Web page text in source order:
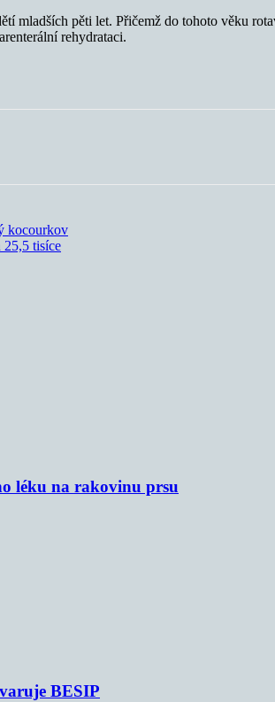
mladších pěti let. Přičemž do tohoto věku
rehydrataci.
kocourkov
tisíce
léku na rakovinu prsu
BESIP